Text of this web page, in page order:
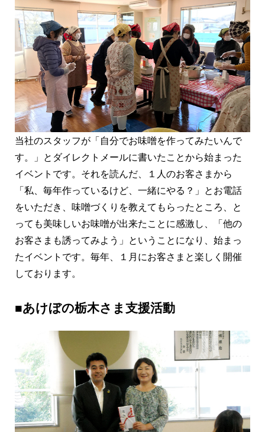
当社のスタッフが「自分でお味噌を作ってみたいんで
す。」とダイレクトメールに書いたことから始まった
イベントです。それを読んだ、１人のお客さまから
「私、毎年作っているけど、一緒にやる？」とお電話
をいただき、味噌づくりを教えてもらったところ、と
っても美味しいお味噌が出来たことに感激し、「他の
お客さまも誘ってみよう」ということになり、始まっ
たイベントです。毎年、１月にお客さまと楽しく開催
しております。
■あけぼの栃木さま支援活動